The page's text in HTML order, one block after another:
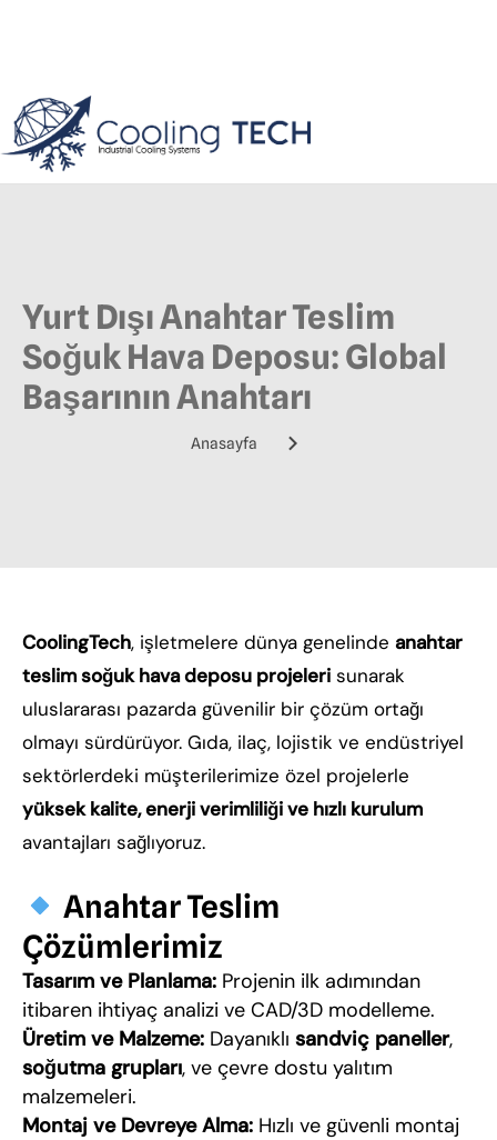
Yurt Dışı Anahtar Teslim
Soğuk Hava Deposu: Global
Başarının Anahtarı
Anasayfa
CoolingTech, işletmelere dünya genelinde anahtar
teslim soğuk hava deposu projeleri sunarak
uluslararası pazarda güvenilir bir çözüm ortağı
olmayı sürdürüyor. Gıda, ilaç, lojistik ve endüstriyel
sektörlerdeki müşterilerimize özel projelerle
yüksek kalite, enerji verimliliği ve hızlı kurulum
avantajları sağlıyoruz.
Anahtar Teslim
Çözümlerimiz
Tasarım ve Planlama: Projenin ilk adımından
itibaren ihtiyaç analizi ve CAD/3D modelleme.
Üretim ve Malzeme: Dayanıklı sandviç paneller,
soğutma grupları, ve çevre dostu yalıtım
malzemeleri.
Montaj ve Devreye Alma: Hızlı ve güvenli montaj